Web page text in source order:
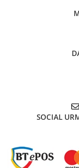
SOCIAL